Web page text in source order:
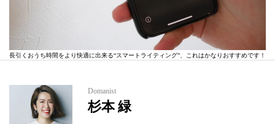
長引くおうち時間をより快適に出来る“スマートライティング”、これはかなりおすすめです！
Domanist
杉本 緑